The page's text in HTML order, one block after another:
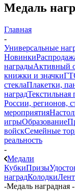
Медаль
Главная
-
Универсальные
Новинки
наградыАктивный
книжки и значки
стеклаПлакетки,
наградТекстильная
России, регионов,
мероприятия
игрыОбразование
войскСемейные
реальность
-
Медали
КубкиПризы
наградКолодки
-Медаль наградная